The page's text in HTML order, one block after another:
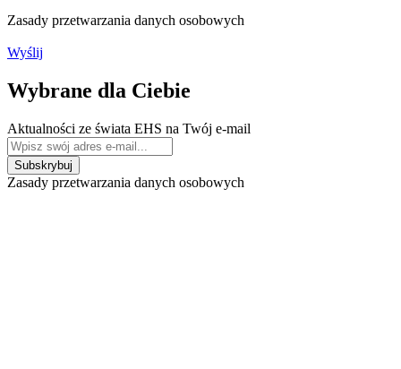
Zasady przetwarzania danych osobowych
Wyślij
Wybrane dla Ciebie
Aktualności ze świata EHS na Twój e-mail
Zasady przetwarzania danych osobowych